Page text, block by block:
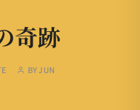
奇跡
BYJUN